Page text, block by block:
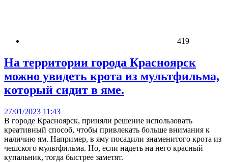
419
На территории города Красноярск
можно увидеть крота из мультфильма,
который сидит в яме.
27/01/2023 11:43
В городе Красноярск, приняли решение использовать
креативный способ, чтобы привлекать больше внимания к
наличию ям. Например, в яму посадили знаменитого крота из
чешского мультфильма. Но, если надеть на него красный
купальник, тогда быстрее заметят.